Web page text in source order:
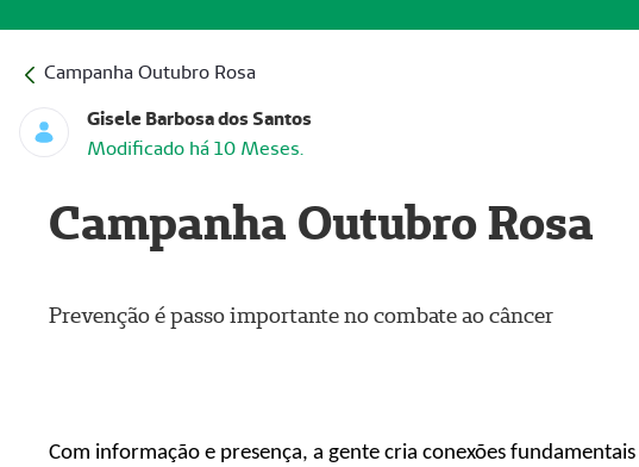
Campanha Outubro Rosa
Gisele Barbosa dos Santos
Modificado há 10 Meses.
Campanha Outubro Rosa
Prevenção é passo importante no combate ao câncer
Com informação e presença, a gente cria conexões fundamentais